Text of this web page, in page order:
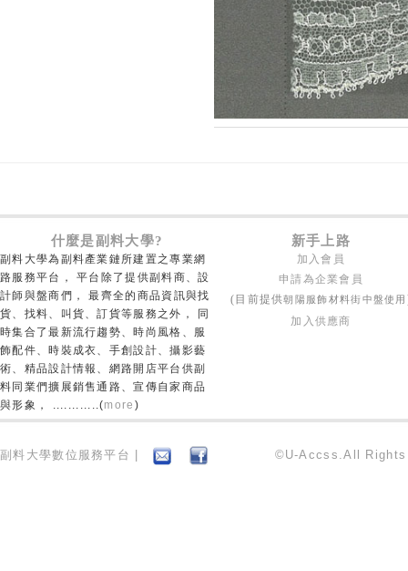
什麼是副料大學? 新手上路
副料大學為副料產業鏈所建置之專業網
路服務平台， 平台除了提供副料商、設
計師與盤商們， 最齊全的商品資訊與找
貨、找料、叫貨、訂貨等服務之外， 同
時集合了最新流行趨勢、時尚風格、服
飾配件、時裝成衣、手創設計、攝影藝
術、精品設計情報、網路開店平台供副
料同業們擴展銷售通路、宣傳自家商品
與形象， ............(more )
加入會員
申請為企業會員
(目前提供朝陽服飾材料街中盤使用
加入供應商
副料大學數位服務平台 | ©U-Accss.All Rights